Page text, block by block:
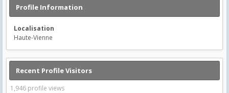
Profile Information
Localisation
Haute-Vienne
Recent Profile Visitors
1,946 profile views